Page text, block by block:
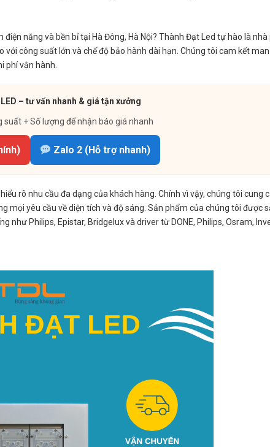
năng và bền bỉ tại Hà Đông, Hà Nội? Thành Đạt Led tự hào là nhà
công suất lớn và chế độ bảo hành dài hạn. Chúng tôi cam kết
phí vận hành.
– tư vấn nhanh & giá tận xưởng
suất + Số lượng để nhận báo giá nhanh
Zalo 2 (Hỗ trợ nhanh)
rõ nhu cầu đa dạng của khách hàng. Chính vì vậy, chúng tôi cung
mọi yêu cầu về diện tích và độ sáng. Sản phẩm của chúng tôi được
như Philips, Epistar, Bridgelux và driver từ DONE, Philips, Osram,